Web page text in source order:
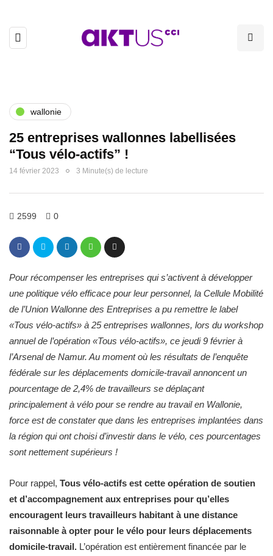
wallonie
25 entreprises wallonnes labellisées
“Tous vélo-actifs” !
14 février 2023 3 Minute(s) de lecture
2599 0
Pour récompenser les entreprises qui s’activent à développer
une politique vélo efficace pour leur personnel, la Cellule Mobilité
de l’Union Wallonne des Entreprises a pu remettre le label
«Tous vélo-actifs» à 25 entreprises wallonnes, lors du workshop
annuel de l’opération «Tous vélo-actifs», ce jeudi 9 février à
l’Arsenal de Namur. Au moment où les résultats de l’enquête
fédérale sur les déplacements domicile-travail annoncent un
pourcentage de 2,4% de travailleurs se déplaçant
principalement à vélo pour se rendre au travail en Wallonie,
force est de constater que dans les entreprises implantées dans
la région qui ont choisi d’investir dans le vélo, ces pourcentages
sont nettement supérieurs !
Pour rappel, Tous vélo-actifs est cette opération de soutien
et d’accompagnement aux entreprises pour qu’elles
encouragent leurs travailleurs habitant à une distance
raisonnable à opter pour le vélo pour leurs déplacements
domicile-travail. L’opération est entièrement financée par le